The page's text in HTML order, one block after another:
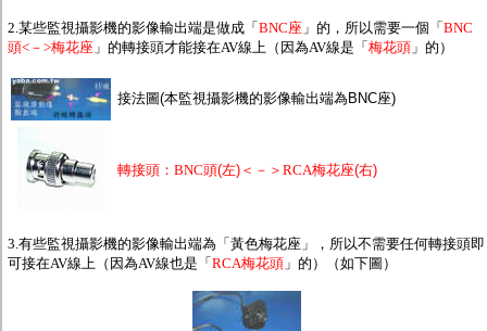
雙絞線傳輸器
雜訊改善器
分配放大器
網路線用水晶頭
網路線
線頭.插座.延長線.HDMI線
集線盒.防水盒.配線盒
偽裝嚇阻假監視器. 警示防盜貼紙
行車紀錄器.車用插座配件
2.某些監視攝影機的影像輸出端是做成「 BNC座 」的，所以需要一個「 BNC
頭<－>梅花座 」的轉接頭才能接在AV線上（因為AV線是「 梅花頭 」的）
接法圖(本監視攝影機的影像輸出端為BNC座)
轉接頭： BNC頭(左)＜－＞ RCA梅花座(右)
3.有些監視攝影機的影像輸出端為「黃色梅花座」，所以不需要任何轉接頭即
可接在AV線上（因為AV線也是「 RCA梅花頭 」的）（如下圖）